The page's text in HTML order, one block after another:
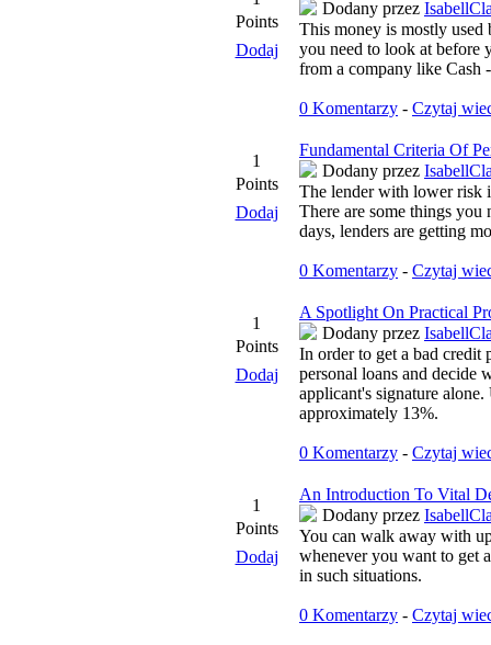
Points
Dodaj
Dodany przez
This money is mostly used
you need to look at before
from a company like Cash
0 Komentarzy - Czytaj
1
Points
Dodaj
Fundamental Criteria Of
Dodany przez
The lender with lower risk
There are some things you
days, lenders are getting
0 Komentarzy - Czytaj
1
Points
Dodaj
A Spotlight On Practical
Dodany przez
In order to get a bad credit
personal loans and decide
applicant's signature
approximately 13%.
0 Komentarzy - Czytaj
1
Points
Dodaj
An Introduction To Vital
Dodany przez
You can walk away with
whenever you want to get
in such situations.
0 Komentarzy - Czytaj